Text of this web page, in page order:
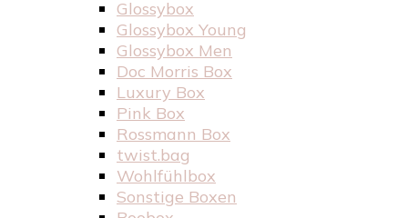
Glossybox
Glossybox Young
Glossybox Men
Doc Morris Box
Luxury Box
Pink Box
Rossmann Box
twist.bag
Wohlfühlbox
Sonstige Boxen